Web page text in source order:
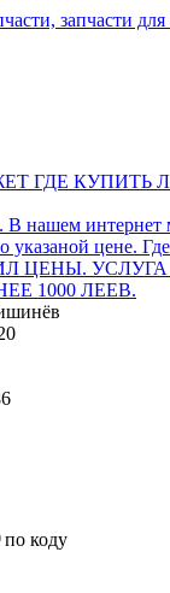
запчасти для
КУПИТЬ
нашем
указаной цене.
ЦЕНЫ.
1000 ЛЕЕВ.
по коду